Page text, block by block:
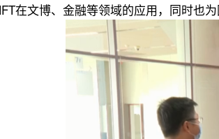
在文博、金融等领域的应用，同时也